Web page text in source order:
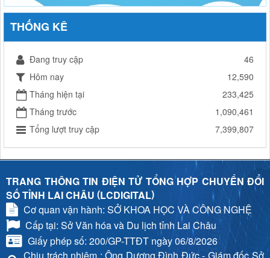
THỐNG KÊ
Đang truy cập
46
Hôm nay
12,590
Tháng hiện tại
233,425
Tháng trước
1,090,461
Tổng lượt truy cập
7,399,807
TRANG THÔNG TIN ĐIỆN TỬ TỔNG HỢP CHUYỂN ĐỔI
SỐ TỈNH LAI CHÂU (LCDIGITAL)
Cơ quan vận hành: SỞ KHOA HỌC VÀ CÔNG NGHỆ
Cấp tại: Sở Văn hóa và Du lịch tỉnh Lai Châu
Giấy phép số: 200/GP-TTĐT ngày 06/8/2026
Chịu trách nhiệm : Ông Dương Đình Đức - Giám đốc Sở